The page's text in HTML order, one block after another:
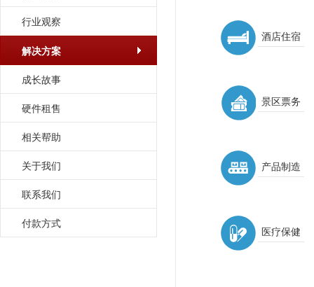
行业观察
解决方案
成长故事
硬件租售
相关帮助
关于我们
联系我们
付款方式
酒店住宿
景区票务
产品制造
医疗保健